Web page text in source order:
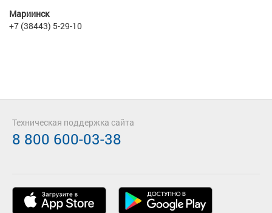
Мариинск
+7 (38443) 5-29-10
Техническая поддержка сайта
8 800 600-03-38